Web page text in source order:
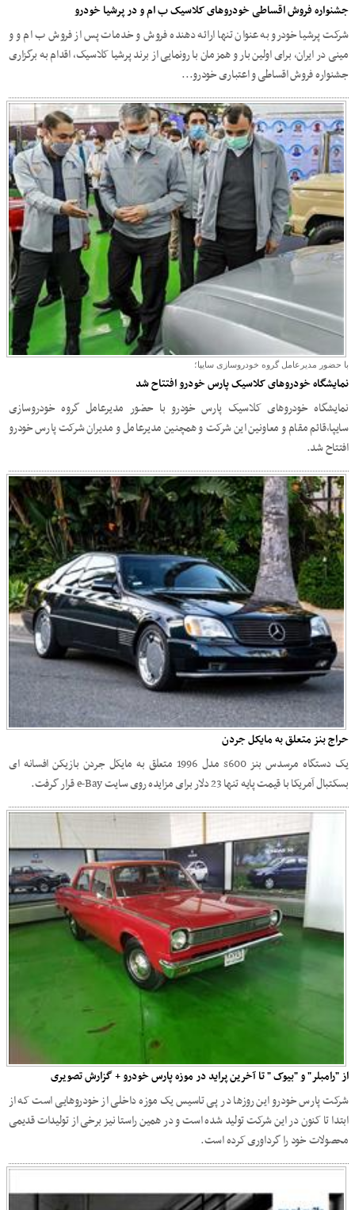
جشنواره فروش اقساطی خودروهای کلاسیک ب ام و در پرشیا خودرو
شرکت پرشیا خودرو به عنوان تنها ارائه دهنده فروش و خدمات پس از فروش ب ام و و
مینی در ایران، برای اولین بار و همزمان با رونمایی از برند پرشیا کلاسیک، اقدام به برگزاری
جشنواره فروش اقساطی و اعتباری خودرو...
با حضور مدیرعامل گروه خودروسازی سایپا؛
نمایشگاه خودروهای کلاسیک پارس خودرو افتتاح شد
نمایشگاه خودروهای کلاسیک پارس خودرو با حضور مدیرعامل گروه خودروسازی
سایپا,قائم مقام و معاونین این شرکت و همچنین مدیرعامل و مدیران شرکت پارس خودرو
افتتاح شد.
حراج بنز متعلق به مایکل جردن
یک دستگاه مرسدس بنز s600 مدل 1996 متعلق به مایکل جردن بازیکن افسانه ای
بسکتبال آمریکا با قیمت پایه تنها 23 دلار برای مزایده روی سایت e-Bay قرار گرفت.
از "رامبلر" و "بیوک " تا آخرین پراید در موزه پارس خودرو + گزارش تصویری
شرکت پارس خودرو این روزها در پی تاسیس یک موزه داخلی از خودروهایی است که از
ابتدا تا کنون در این شرکت تولید شده است و در همین راستا نیز برخی از تولیدات قدیمی
محصولات خود را گرداوری کرده است.